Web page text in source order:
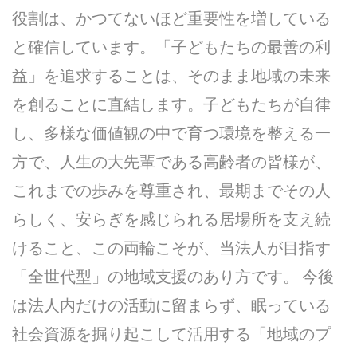
役割は、かつてないほど重要性を増している
と確信しています。「子どもたちの最善の利
益」を追求することは、そのまま地域の未来
を創ることに直結します。子どもたちが自律
し、多様な価値観の中で育つ環境を整える一
方で、人生の大先輩である高齢者の皆様が、
これまでの歩みを尊重され、最期までその人
らしく、安らぎを感じられる居場所を支え続
けること、この両輪こそが、当法人が目指す
「全世代型」の地域支援のあり方です。 今後
は法人内だけの活動に留まらず、眠っている
社会資源を掘り起こして活用する「地域のプ